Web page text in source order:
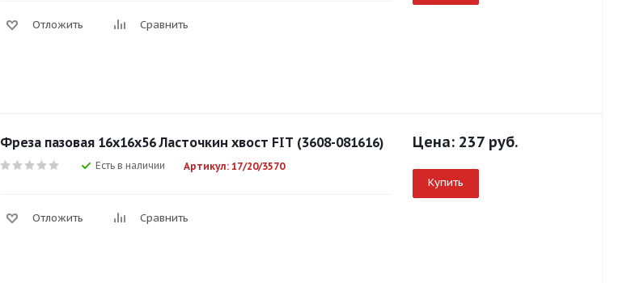
Отложить Сравнить
Фреза пазовая 16х16х56 Ласточкин хвост FIT (3608-081616)
Есть в наличии Артикул: 17/20/3570
Отложить Сравнить
Цена: 237 руб.
Купить